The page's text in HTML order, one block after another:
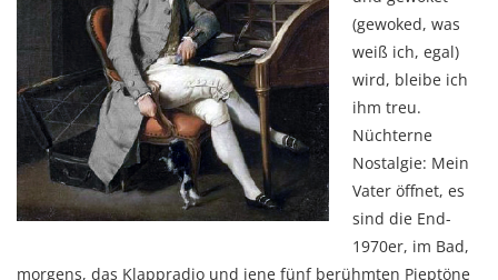
(gewoked, was
weiß ich, egal)
wird, bleibe ich
ihm treu.
Nüchterne
Nostalgie: Mein
Vater öffnet, es
sind die End-
1970er, im Bad,
morgens, das Klappradio und jene fünf berühmten Pieptöne